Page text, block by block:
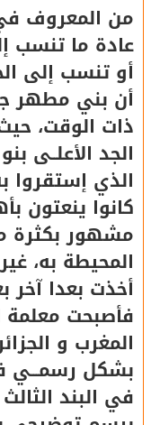
من المعروف في
عادة ما تنسب
أو تنسب إلى
أن بني مطهر
ذات الوقت،
الجد الأعلــى
الذي إستقروا
كانوا ينعتون
مشهور بكثرة
المحيطة به،
فأصبحت معلمة
المغرب و
بشكل رسمـــي
في البند